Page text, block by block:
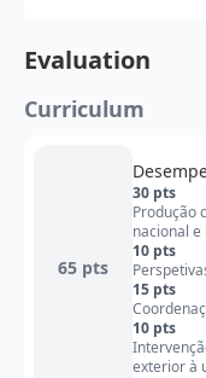
Evaluation
Curriculum
65 pts
30 pts
Produção
nacional
10 pts
15 pts
10 pts
exterior à